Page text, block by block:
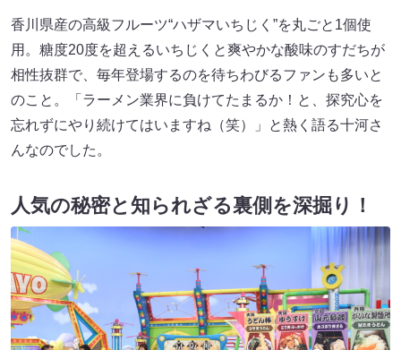
香川県産の高級フルーツ“ハザマいちじく”を丸ごと1個使
用。糖度20度を超えるいちじくと爽やかな酸味のすだちが
相性抜群で、毎年登場するのを待ちわびるファンも多いと
のこと。「ラーメン業界に負けてたまるか！と、探究心を
忘れずにやり続けてはいますね（笑）」と熱く語る十河さ
んなのでした。
人気の秘密と知られざる裏側を深掘り！